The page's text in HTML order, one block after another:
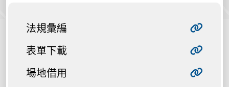
法規彙編
表單下載
場地借用